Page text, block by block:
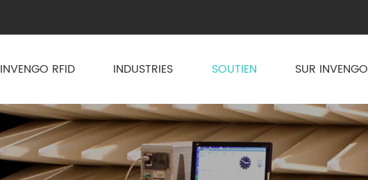
INVENGO RFID INDUSTRIES SOUTIEN SUR INVENGO